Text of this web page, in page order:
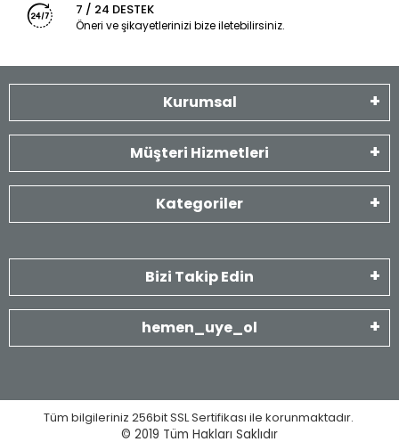
7 / 24 DESTEK
Öneri ve şikayetlerinizi bize iletebilirsiniz.
Kurumsal
Müşteri Hizmetleri
Kategoriler
Bizi Takip Edin
hemen_uye_ol
Tüm bilgileriniz 256bit SSL Sertifikası ile korunmaktadır.
© 2019 Tüm Hakları Saklıdır